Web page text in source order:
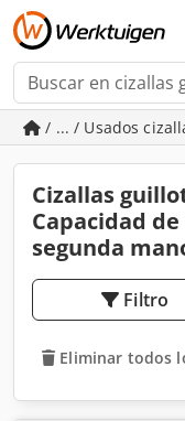
/ ... / Usados
Cizallas
Capacidad
segunda
Filtro
Eliminar todos